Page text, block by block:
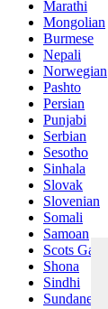
Marathi
Mongolian
Burmese
Nepali
Norwegian
Pashto
Persian
Punjabi
Serbian
Sesotho
Sinhala
Slovak
Slovenian
Somali
Samoan
Scots Gaelic
Shona
Sindhi
Sundanese